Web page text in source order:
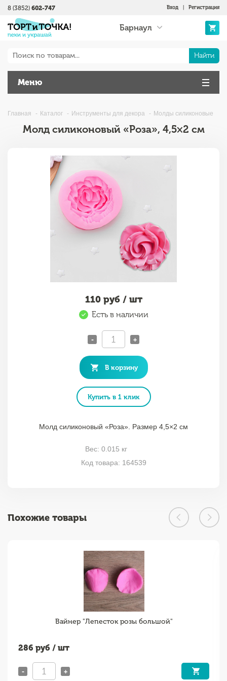
Вход Регистрация
Барнаул
8 (3852) 602-747
Найти
Меню
Главная Каталог Инструменты для декора Молды силиконовые
Молд силиконовый «Роза», 4,5×2 см
110руб / шт
Есть в наличии
- +
В корзину
Купить в 1 клик
Молд силиконовый «Роза». Размер 4,5×2 см
Вес: 0.015 кг
Код товара: 164539
Похожие товары
Вайнер "Лепесток розы большой"
286 руб / шт
- +